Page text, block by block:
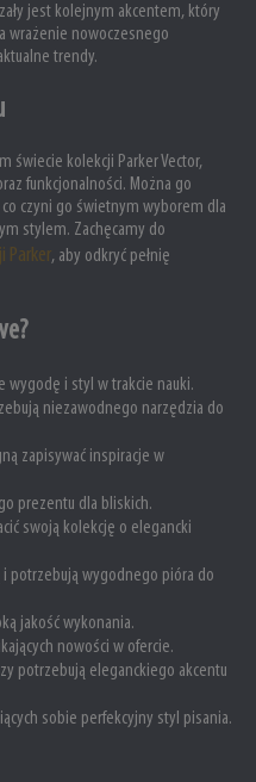
jest kolejnym akcentem, który
wrażenie nowoczesnego
trendy.
świecie kolekcji Parker Vector,
funkcjonalności. Można go
czyni go świetnym wyborem dla
stylem. Zachęcamy do
Parker, aby odkryć pełnię
wygodę i styl w trakcie nauki.
niezawodnego narzędzia do
zapisywać inspiracje w
prezentu dla bliskich.
swoją kolekcję o elegancki
potrzebują wygodnego pióra do
jakość wykonania.
nowości w ofercie.
potrzebują eleganckiego akcentu
sobie perfekcyjny styl pisania.